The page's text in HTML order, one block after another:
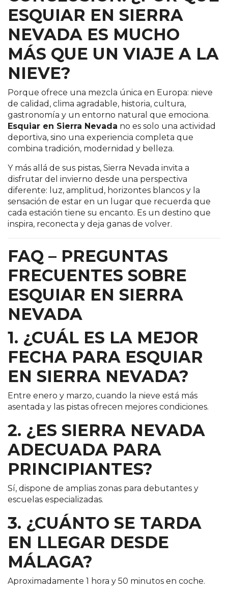
ESQUIAR EN SIERRA
NEVADA ES MUCHO
MÁS QUE UN VIAJE A LA
NIEVE?
Porque ofrece una mezcla única en Europa: nieve
de calidad, clima agradable, historia, cultura,
gastronomía y un entorno natural que emociona.
Esquiar en Sierra Nevada no es solo una actividad
deportiva, sino una experiencia completa que
combina tradición, modernidad y belleza.
Y más allá de sus pistas, Sierra Nevada invita a
disfrutar del invierno desde una perspectiva
diferente: luz, amplitud, horizontes blancos y la
sensación de estar en un lugar que recuerda que
cada estación tiene su encanto. Es un destino que
inspira, reconecta y deja ganas de volver.
FAQ – PREGUNTAS
FRECUENTES SOBRE
ESQUIAR EN SIERRA
NEVADA
1. ¿CUÁL ES LA MEJOR
FECHA PARA ESQUIAR
EN SIERRA NEVADA?
Entre enero y marzo, cuando la nieve está más
asentada y las pistas ofrecen mejores condiciones.
2. ¿ES SIERRA NEVADA
ADECUADA PARA
PRINCIPIANTES?
Sí, dispone de amplias zonas para debutantes y
escuelas especializadas.
3. ¿CUÁNTO SE TARDA
EN LLEGAR DESDE
MÁLAGA?
Aproximadamente 1 hora y 50 minutos en coche.